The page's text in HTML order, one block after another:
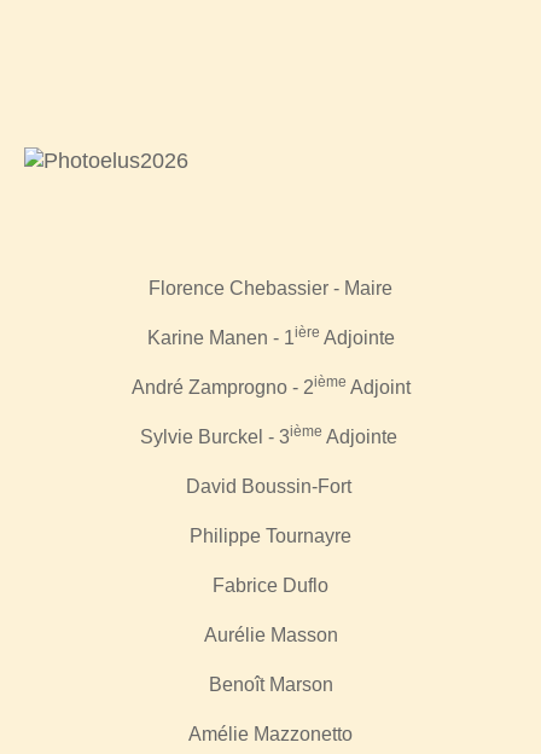
Florence Chebassier - Maire
Karine Manen - 1ière Adjointe
André Zamprogno - 2ième Adjoint
Sylvie Burckel - 3ième Adjointe
David Boussin-Fort
Philippe Tournayre
Fabrice Duflo
Aurélie Masson
Benoît Marson
Amélie Mazzonetto